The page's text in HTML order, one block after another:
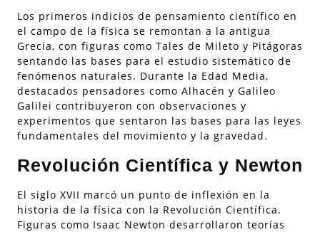
Los primeros indicios de pensamiento científico en
el campo de la física se remontan a la antigua
Grecia, con figuras como Tales de Mileto y Pitágoras
sentando las bases para el estudio sistemático de
fenómenos naturales. Durante la Edad Media,
destacados pensadores como Alhacén y Galileo
Galilei contribuyeron con observaciones y
experimentos que sentaron las bases para las leyes
fundamentales del movimiento y la gravedad.
Revolución Científica y Newton
El siglo XVII marcó un punto de inflexión en la
historia de la física con la Revolución Científica.
Figuras como Isaac Newton desarrollaron teorías